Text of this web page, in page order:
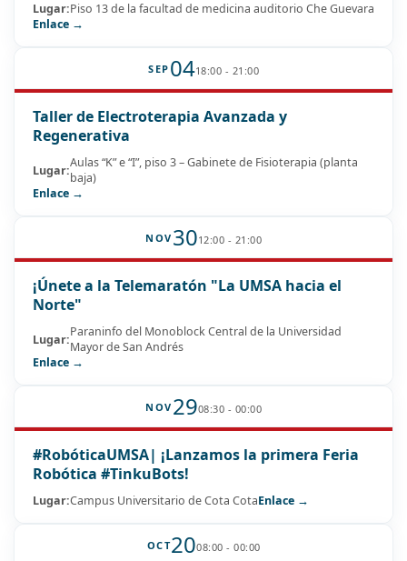
Lugar:Piso 13 de la facultad de medicina auditorio Che Guevara
Enlace →
SEP 0418:00 - 21:00
Taller de Electroterapia Avanzada y
Regenerativa
Lugar:Aulas “K” e “I”, piso 3 – Gabinete de Fisioterapia (planta
baja)
Enlace →
NOV 3012:00 - 21:00
¡Únete a la Telemaratón "La UMSA hacia el
Norte"
Lugar:Paraninfo del Monoblock Central de la Universidad
Mayor de San Andrés
Enlace →
NOV 2908:30 - 00:00
#RobóticaUMSA| ¡Lanzamos la primera Feria
Robótica #TinkuBots!
Lugar:Campus Universitario de Cota CotaEnlace →
OCT2008:00 - 00:00